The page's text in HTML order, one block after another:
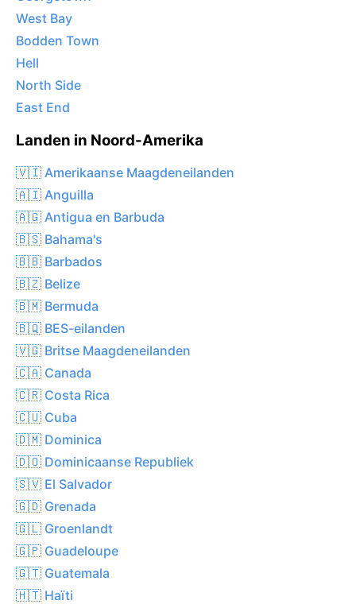
West Bay
Bodden Town
Hell
North Side
East End
Landen in Noord-Amerika
🇻🇮 Amerikaanse Maagdeneilanden
🇦🇮 Anguilla
🇦🇬 Antigua en Barbuda
🇧🇸 Bahama's
🇧🇧 Barbados
🇧🇿 Belize
🇧🇲 Bermuda
🇧🇶 BES-eilanden
🇻🇬 Britse Maagdeneilanden
🇨🇦 Canada
🇨🇷 Costa Rica
🇨🇺 Cuba
🇩🇲 Dominica
🇩🇴 Dominicaanse Republiek
🇸🇻 El Salvador
🇬🇩 Grenada
🇬🇱 Groenlandt
🇬🇵 Guadeloupe
🇬🇹 Guatemala
🇭🇹 Haïti